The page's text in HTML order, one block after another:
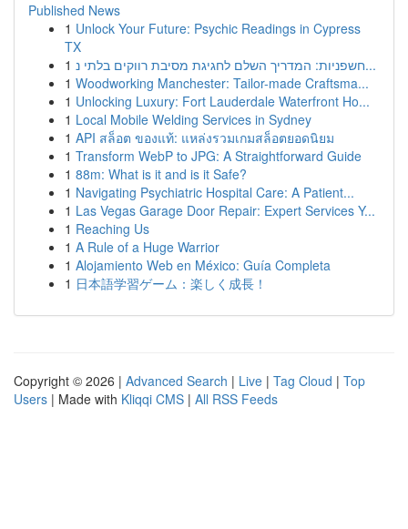
Published News
1 Unlock Your Future: Psychic Readings in Cypress
TX
1
חשפניות: המדריך השלם לחגיגת מסיבת רווקים בלתי נ...
1 Woodworking Manchester: Tailor-made Craftsma...
1 Unlocking Luxury: Fort Lauderdale Waterfront Ho...
1 Local Mobile Welding Services in Sydney
1 API สล็อต ของแท้: แหล่งรวมเกมสล็อตยอดนิยม
1 Transform WebP to JPG: A Straightforward Guide
1 88m: What is it and is it Safe?
1 Navigating Psychiatric Hospital Care: A Patient...
1 Las Vegas Garage Door Repair: Expert Services Y...
1 Reaching Us
1 A Rule of a Huge Warrior
1 Alojamiento Web en México: Guía Completa
1 日本語学習ゲーム：楽しく成長！
Copyright © 2026 | Advanced Search | Live | Tag Cloud | Top
Users | Made with Kliqqi CMS | All RSS Feeds